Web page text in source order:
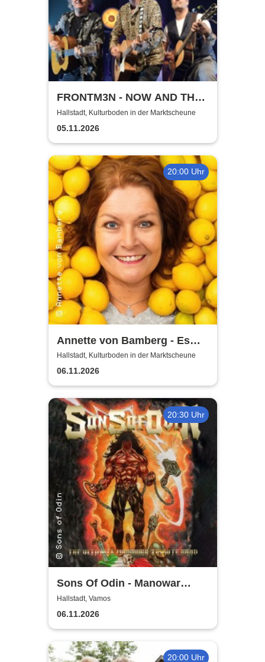
FRONTM3N - NOW AND TH3N
- Tour 2026
Hallstadt, Kulturboden in der Marktscheune
05.11.2026
20:00 Uhr
Annette von Bamberg - Es
gibt ein Leben über 50, 60...
jedenfalls für Frauen!
Hallstadt, Kulturboden in der Marktscheune
06.11.2026
20:30 Uhr
Sons Of Odin - Manowar
Tribute
Hallstadt, Vamos
06.11.2026
20:00 Uhr